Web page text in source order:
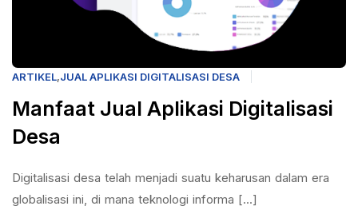
ARTIKEL,JUAL APLIKASI DIGITALISASI DESA
Manfaat Jual Aplikasi Digitalisasi
Desa
Digitalisasi desa telah menjadi suatu keharusan dalam era
globalisasi ini, di mana teknologi informa [...]